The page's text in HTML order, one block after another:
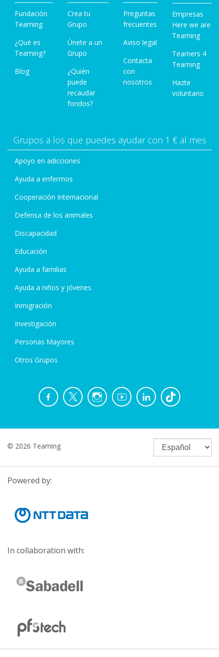
Fundación
Teaming
¿Qué es
Teaming?
Blog
Crea tu
Grupo
Únete a un
Grupo
¿Quién
puede
recaudar
fondos?
Preguntas
frecuentes
Aviso legal
Contacta
con
nosotros
Empresas
Here we are
Teaming
Teamers 4
Teaming
Hazte
voluntario
Grupos a los que puedes ayudar con 1 € al mes
Apoyo en adicciones
Ayuda a enfermos
Cooperación Internacional
Defensa de los animales
Discapacidad
Educación
Ayuda a familias
Ayuda a niños y jóvenes
Inmigración
Investigación
Personas Mayores
Otros Grupos
© 2026 Teaming
Powered by:
In collaboration with: